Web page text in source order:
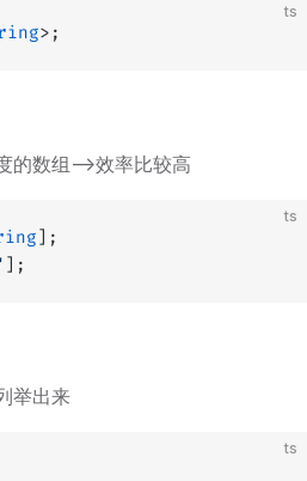
ts
>;
的数组-->效率比较高
ts
];
];
举出来
ts